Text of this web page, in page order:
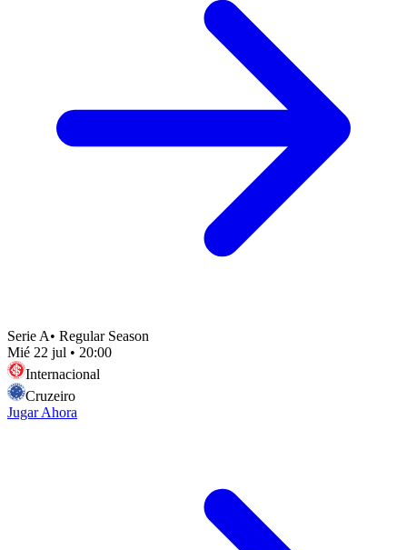
Serie A• Regular Season
Mié 22 jul • 20:00
Internacional
Cruzeiro
Jugar Ahora